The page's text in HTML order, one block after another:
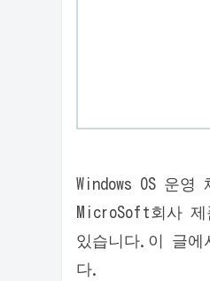
Windows OS 운
MicroSoft회사
있습니다.이 글에
다.